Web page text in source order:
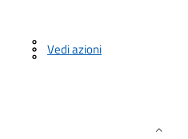
Vedi azioni